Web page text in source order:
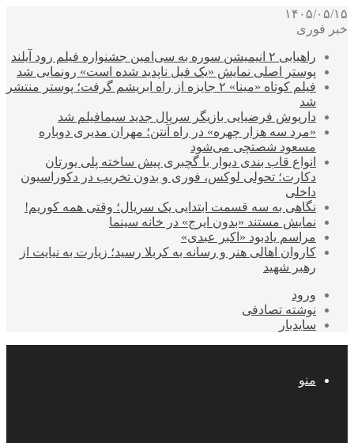
۱۴۰۵/۰۵/۱۵
خبر فوری
راهیابی ۲ انیمیشن سوره به سی‌امین جشنواره فیلم رود آیلند
پوستر اصلی نمایش «یک فیل ناپدید شده است» رونمایی شد
فیلم کوتاه «مینا» ۲ جایزه از راه ابریشم گرفت؛ پوستر منتشر
شد
داریوش فرضیایی بازیگر سریال جدید سیمافیلم شد
«مرد سه هزار چهره» در راه آنتن؛ مهران مدیری دوباره
مسعود شصتچی می‌شود
انواع قاب بندی دیوار با گچبری پیش ساخته پلی یورتان
دکارت؛ تحولی لوکس، فوری و بدون تخریب در دکوراسیون
داخلی
نگاهی به سه قسمت ابتدایی یک سریال؛ وقتی همه کوریم!
نمایش مستند «بدون ایرج» در خانه سینما
مراسم یادبود «اکبر عبدی»
کاروان اهالی هنر و رسانه به کربلا رسید؛ زیارت به نیایت از
رهبر شهید
ورود
نوشته تصادفی
سایدبار
منو